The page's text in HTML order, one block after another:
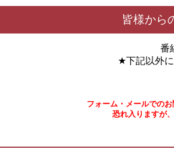
皆様から
番
★下記以外に
フォーム・メールでの
恐れ入りますが